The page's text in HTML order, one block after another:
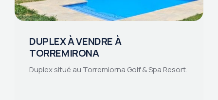
DUPLEX À VENDRE À
TORREMIRONA
Duplex situé au Torremiorna Golf & Spa Resort.